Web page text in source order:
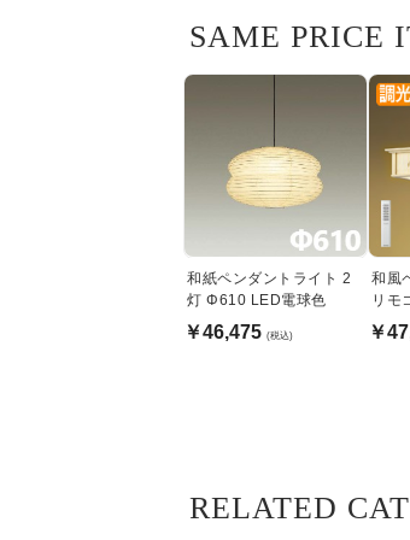
SAME PRICE
和紙ペンダントライト 2
灯 Φ610 LED電球色
￥46,475 (税込)
和風
リモ
￥
RELATED